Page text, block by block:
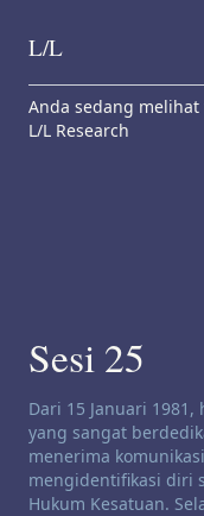
Skip to content
L/L
Anda sedang
L/L Research
Sesi 25
Penafian saluran:
Dari 15 Januari
yang sangat
menerima
mengidentifikasi diri
Hukum Kesatuan.